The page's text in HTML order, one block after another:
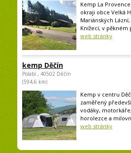
Kemp La
okraji obce Velká
Mariánských
Knížecí, v pěkném
web stránky
kemp Děčín
Polabí , 40502 Děčín
(594,6 km)
Kemp v centru
zaměřený
vodáky,
horolezce a
web stránky